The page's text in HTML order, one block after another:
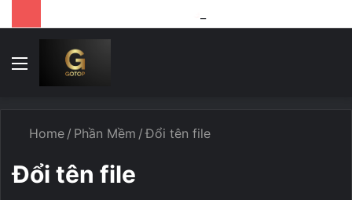
Home / Phần Mềm / Đổi tên file
Đổi tên file